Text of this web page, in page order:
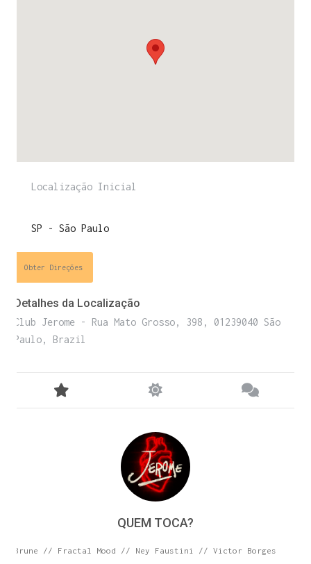
Obter Direções
Detalhes da Localização
Club Jerome - Rua Mato Grosso, 398, 01239040 São
Paulo, Brazil
QUEM TOCA?
Brune // Fractal Mood // Ney Faustini // Victor Borges
E receba códigos promocionais para festas, free
direitos reservados.